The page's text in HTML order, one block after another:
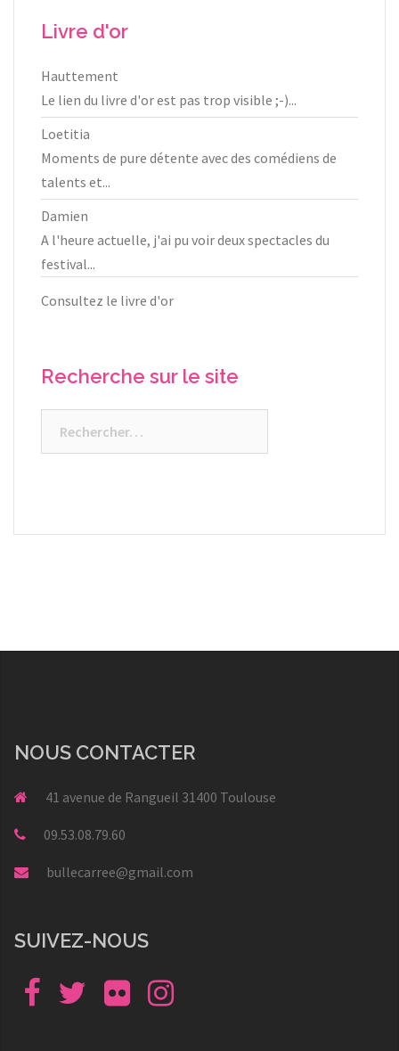
Livre d'or
Hauttement
Le lien du livre d'or est pas trop visible ;-)...
Loetitia
Moments de pure détente avec des comédiens de
talents et...
Damien
A l'heure actuelle, j'ai pu voir deux spectacles du
festival...
Consultez le livre d'or
Recherche sur le site
NOUS CONTACTER
41 avenue de Rangueil 31400 Toulouse
09.53.08.79.60
bullecarree@gmail.com
SUIVEZ-NOUS
Facebook TwitterFlickr Instagram